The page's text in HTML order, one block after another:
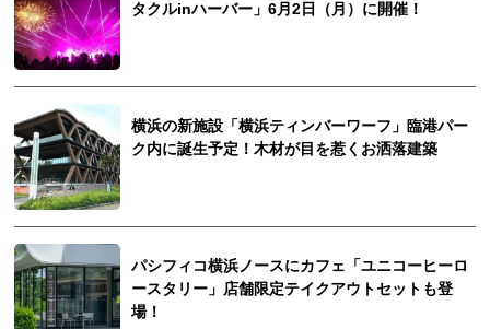
タクルinハーバー」6月2日（月）に開催！
横浜の新施設「横浜ティンバーワーフ」臨港パー
ク内に誕生予定！木材が目を惹くお洒落建築
パシフィコ横浜ノースにカフェ「ユニコーヒーロ
ースタリー」店舗限定テイクアウトセットも登
場！